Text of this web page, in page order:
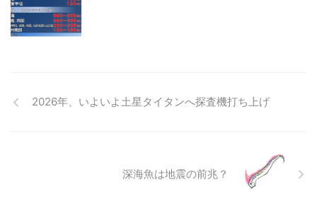
2026年、いよいよ土星タイタンへ探査機打ち上げ
深海魚は地震の前兆？